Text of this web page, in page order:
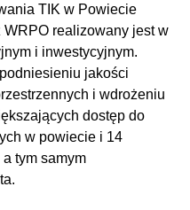
TIK w Powiecie
realizowany jest w
i inwestycyjnym.
jakości
i wdrożeniu
dostęp do
w powiecie i 14
tym samym